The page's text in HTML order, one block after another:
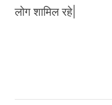
लोग शामिल रहे|